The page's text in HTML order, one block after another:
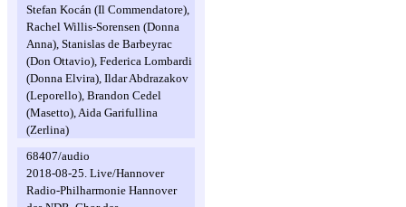
Stefan Kocán (Il Commendatore),
Rachel Willis-Sorensen (Donna
Anna), Stanislas de Barbeyrac
(Don Ottavio), Federica Lombardi
(Donna Elvira), Ildar Abdrazakov
(Leporello), Brandon Cedel
(Masetto), Aida Garifullina
(Zerlina)
68407/audio
2018-08-25. Live/Hannover
Radio-Philharmonie Hannover